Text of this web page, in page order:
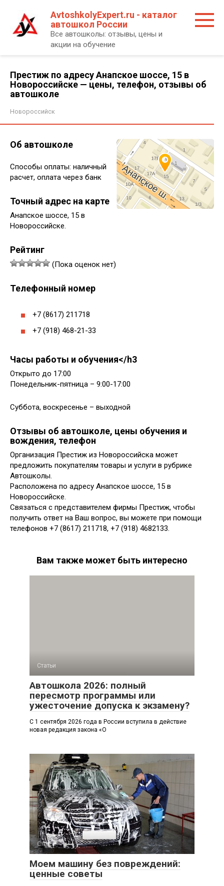
контенту
AvtoshkolyExpert.ru - каталог
автошкол России
Все автошколы: отзывы, цены и
акции на обучение
Престиж по адресу Анапское шоссе, 15 в
Новороссийске — цены, телефон, отзывы об
автошколе
Новороссийск
Об автошколе
Способы оплаты: наличный
расчет, оплата через банк
Точный адрес на карте
Анапское шоссе, 15 в
Новороссийске.
Рейтинг
(Пока оценок нет)
Телефонный номер
+7 (8617) 211718
+7 (918) 468-21-33
Часы работы и обучения</h3
Открыто до 17:00
Понедельник-пятница – 9:00-17:00
Суббота, воскресенье – выходной
Отзывы об автошколе, цены обучения и
вождения, телефон
Организация Престиж из Новороссийска может
предложить покупателям товары и услуги в рубрике
Автошколы.
Расположена по адресу Анапское шоссе, 15 в
Новороссийске.
Связаться с представителем фирмы Престиж, чтобы
получить ответ на Ваш вопрос, вы можете при помощи
телефонов +7 (8617) 211718, +7 (918) 4682133.
Вам также может быть интересно
Статьи
Автошкола 2026: полный
пересмотр программы или
ужесточение допуска к экзамену?
С 1 сентября 2026 года в России вступила в действие
новая редакция закона «О
Статьи
Моем машину без повреждений:
ценные советы